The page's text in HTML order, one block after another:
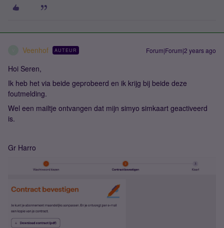
Veenhof AUTEUR Forum|Forum|2 years ago
Hoi Seren,
Ik heb het via beide geprobeerd en ik krijg bij beide deze
foutmelding.
Wel een mailtje ontvangen dat mijn simyo simkaart geactiveerd
is.
Gr Harro